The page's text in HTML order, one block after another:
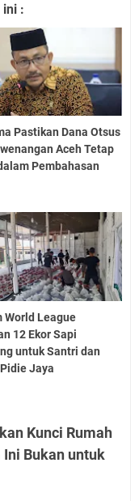
ini :
Pastikan Dana Otsus
Aceh Tetap
Pembahasan
World League
12 Ekor Sapi
untuk Santri dan
Jaya
Kunci Rumah
Bukan untuk